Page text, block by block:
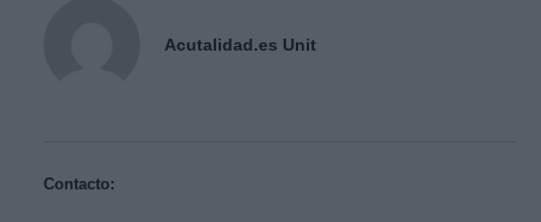
Acutalidad.es Unit
Contacto: